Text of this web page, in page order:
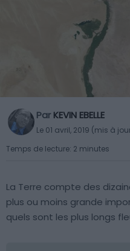
Par KEVIN EBELLE
Le 01 avril, 2019 (mis à
Temps de lecture: 2 minutes
La Terre compte des
plus ou moins grande
quels sont les plus longs